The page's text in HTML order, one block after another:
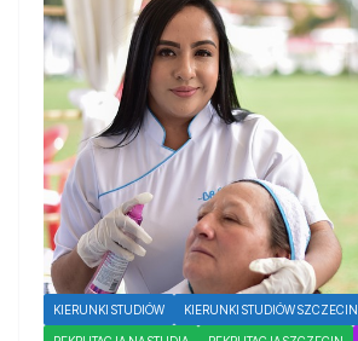
KIERUNKI STUDIÓW KIERUNKI STUDIÓW SZCZECIN